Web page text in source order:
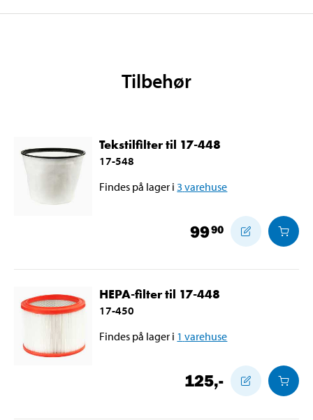
Tilbehør
Tekstilfilter til 17-448
17-548
Findes på lager i 3 varehuse
9990
HEPA-filter til 17-448
17-450
Findes på lager i 1 varehuse
125,-